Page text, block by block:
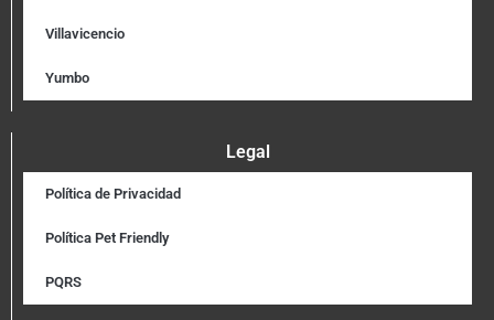
Villavicencio
Yumbo
Legal
Política de Privacidad
Política Pet Friendly
PQRS